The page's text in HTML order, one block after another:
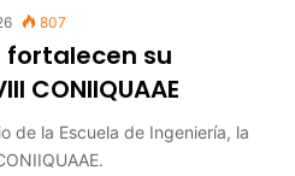
807
fortalecen su
CONIIQUAAE
de la Escuela de Ingeniería, la